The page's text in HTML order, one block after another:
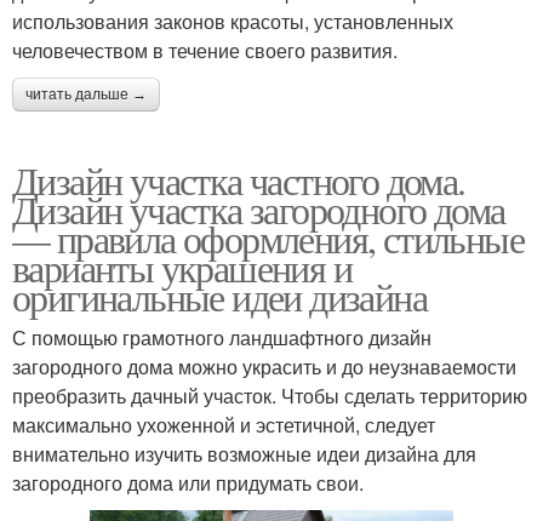
использования законов красоты, установленных
человечеством в течение своего развития.
читать дальше →
Дизайн участка частного дома.
Дизайн участка загородного дома
— правила оформления, стильные
варианты украшения и
оригинальные идеи дизайна
С помощью грамотного ландшафтного дизайн
загородного дома можно украсить и до неузнаваемости
преобразить дачный участок. Чтобы сделать территорию
максимально ухоженной и эстетичной, следует
внимательно изучить возможные идеи дизайна для
загородного дома или придумать свои.